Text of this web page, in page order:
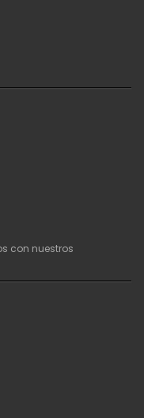
con nuestros